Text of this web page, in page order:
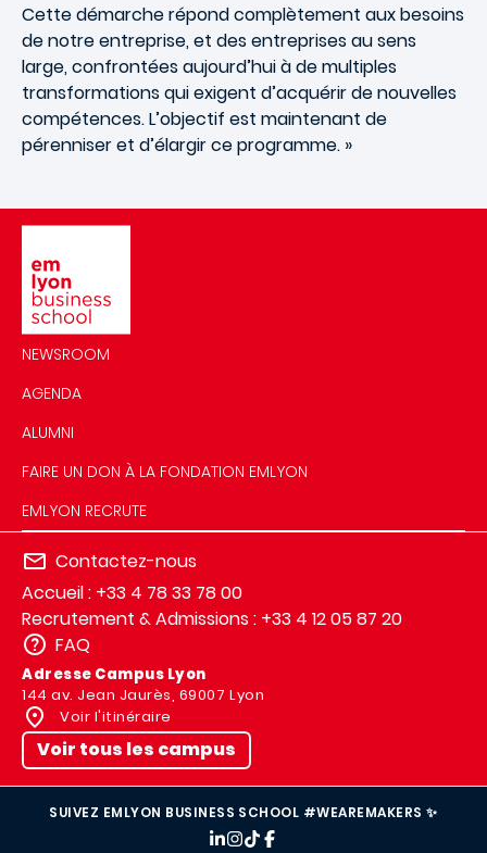
Cette démarche répond complètement aux besoins
de notre entreprise, et des entreprises au sens
large, confrontées aujourd’hui à de multiples
transformations qui exigent d’acquérir de nouvelles
compétences. L’objectif est maintenant de
pérenniser et d’élargir ce programme. »
NEWSROOM
AGENDA
ALUMNI
FAIRE UN DON À LA FONDATION EMLYON
EMLYON RECRUTE
Contactez-nous
Accueil : +33 4 78 33 78 00
Recrutement & Admissions : +33 4 12 05 87 20
FAQ
Adresse Campus Lyon
144 av. Jean Jaurès, 69007 Lyon
Voir l'itinéraire
Voir tous les campus
SUIVEZ EMLYON BUSINESS SCHOOL #WEAREMAKERS ✨